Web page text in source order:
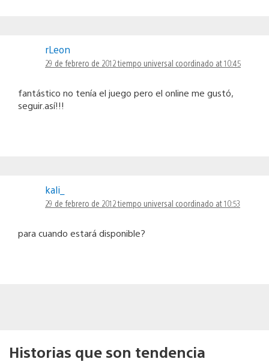
rLeon
29 de febrero de 2012 tiempo universal coordinado at 10:45
fantástico no tenía el juego pero el online me gustó,
seguir.así!!!
kali_
29 de febrero de 2012 tiempo universal coordinado at 10:53
para cuando estará disponible?
Historias que son tendencia